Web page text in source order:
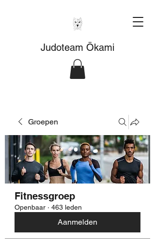
Judoteam Ōkami
Groepen
Fitnessgroep
Openbaar · 463 leden
Aanmelden